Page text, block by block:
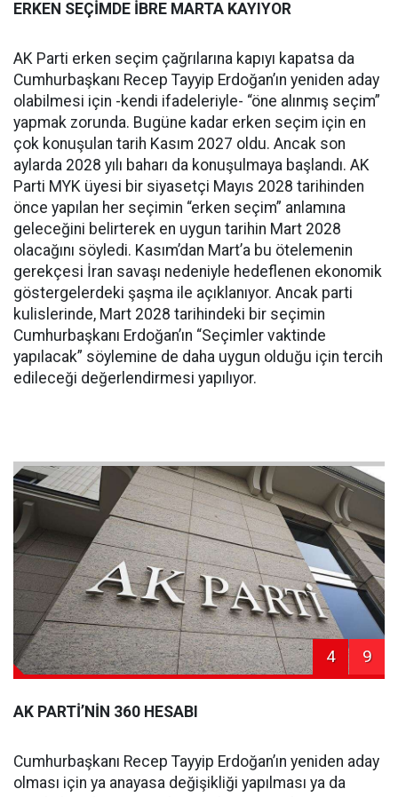
ERKEN SEÇİMDE İBRE MARTA KAYIYOR
AK Parti erken seçim çağrılarına kapıyı kapatsa da
Cumhurbaşkanı Recep Tayyip Erdoğan’ın yeniden aday
olabilmesi için -kendi ifadeleriyle- “öne alınmış seçim”
yapmak zorunda. Bugüne kadar erken seçim için en
çok konuşulan tarih Kasım 2027 oldu. Ancak son
aylarda 2028 yılı baharı da konuşulmaya başlandı. AK
Parti MYK üyesi bir siyasetçi Mayıs 2028 tarihinden
önce yapılan her seçimin “erken seçim” anlamına
geleceğini belirterek en uygun tarihin Mart 2028
olacağını söyledi. Kasım’dan Mart’a bu ötelemenin
gerekçesi İran savaşı nedeniyle hedeflenen ekonomik
göstergelerdeki şaşma ile açıklanıyor. Ancak parti
kulislerinde, Mart 2028 tarihindeki bir seçimin
Cumhurbaşkanı Erdoğan’ın “Seçimler vaktinde
yapılacak” söylemine de daha uygun olduğu için tercih
edileceği değerlendirmesi yapılıyor.
4 9
AK PARTİ’NİN 360 HESABI
Cumhurbaşkanı Recep Tayyip Erdoğan’ın yeniden aday
olması için ya anayasa değişikliği yapılması ya da